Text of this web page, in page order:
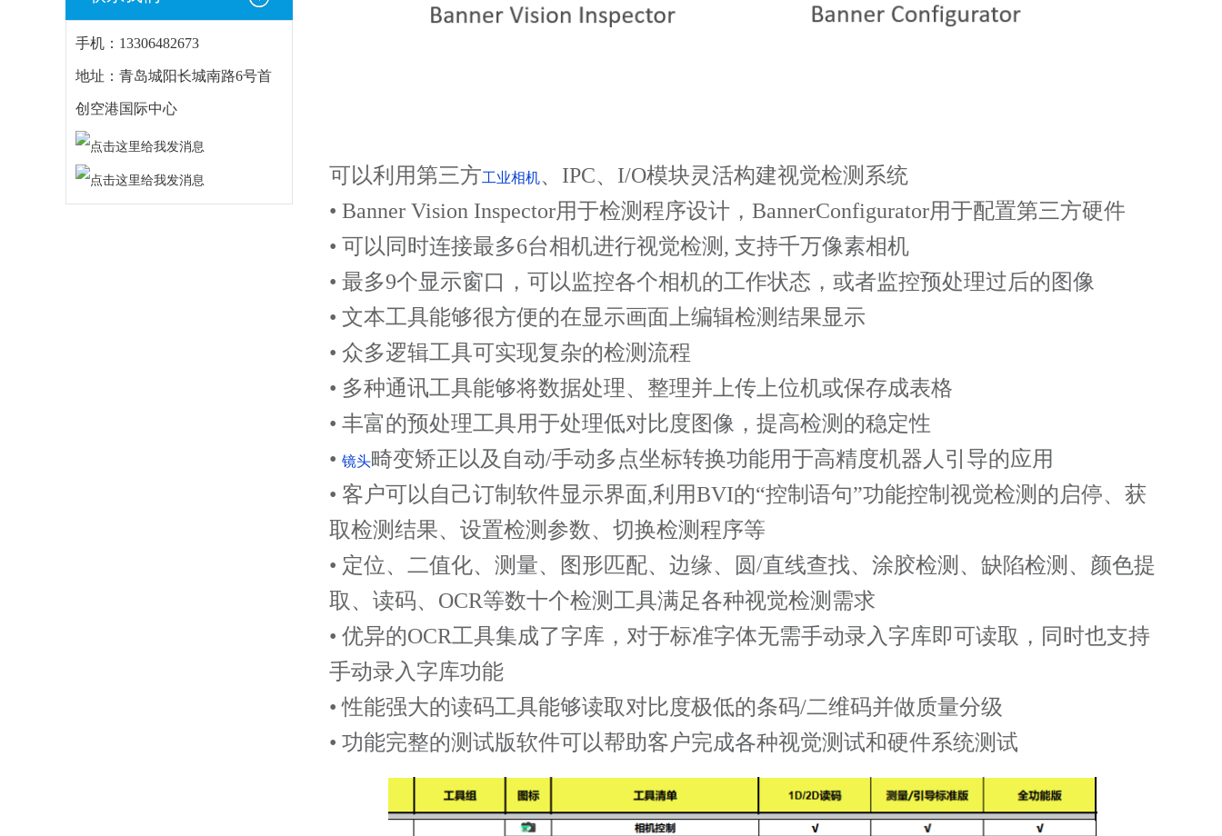
手机：13306482673
地址：青岛城阳长城南路6号首
创空港国际中心
可以利用第三方工业相机、 IPC、 I/O模块灵活构建视觉检测系统
• Banner Vision Inspector用于检测程序设计， BannerConfigurator用于配置第三方硬件
• 可以同时连接最多6台相机进行视觉检测 , 支持千万像素相机
• 最多9个显示窗口，可以监控各个相机的工作状态，或者监控预处理过后的图像
• 文本工具能够很方便的在显示画面上编辑检测结果显示
• 众多逻辑工具可实现复杂的检测流程
• 多种通讯工具能够将数据处理、整理并上传上位机或保存成表格
• 丰富的预处理工具用于处理低对比度图像，提高检测的稳定性
• 镜头畸变矫正以及自动/手动多点坐标转换功能用于高精度机器人引导的应用
• 客户可以自己订制软件显示界面,利用BVI的“控制语句”功能控制视觉检测的启停、获
取检测结果、设置检测参数、切换检测程序等
• 定位、二值化、测量、图形匹配、边缘、圆/直线查找、涂胶检测、缺陷检测、颜色提
取、读码、 OCR等数十个检测工具满足各种视觉检测需求
• 优异的OCR工具集成了字库，对于标准字体无需手动录入字库即可读取，同时也支持
手动录入字库功能
•性能强大的读码工具能够读取对比度极低的条码/二维码并做质量分级
• 功能完整的测试版软件可以帮助客户完成各种视觉测试和硬件系统测试